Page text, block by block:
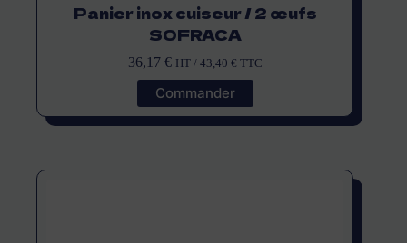
Panier inox cuiseur / 2 œufs
SOFRACA
36,17 € HT / 43,40 € TTC
Commander